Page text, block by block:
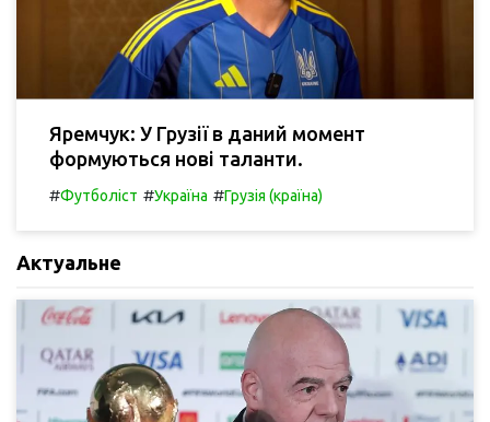
Яремчук: У Грузії в даний момент
формуються нові таланти.
#Футболіст #Україна #Грузія (країна)
Актуальне